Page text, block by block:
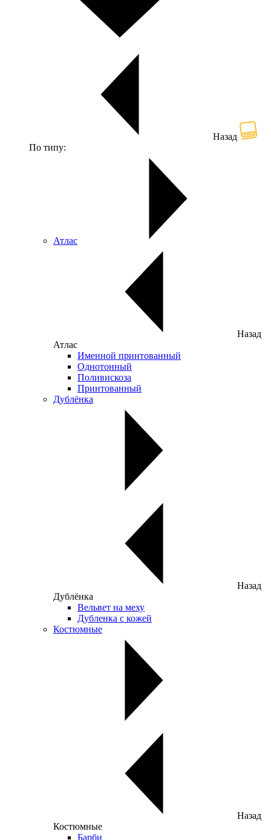
Назад
По типу:
Атлас
Назад
Атлас
Именной принтованный
Однотонный
Поливискоза
Принтованный
Дублёнка
Назад
Дублёнка
Вельвет на меху
Дубленка с кожей
Костюмные
Назад
Костюмные
Барби